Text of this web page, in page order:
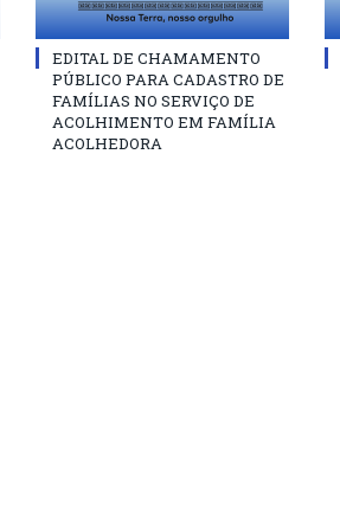
EDITAL DE CHAMAMENTO
PÚBLICO PARA CADASTRO DE
FAMÍLIAS NO SERVIÇO DE
ACOLHIMENTO EM FAMÍLIA
ACOLHEDORA